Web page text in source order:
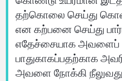
தற்கொலை செய்து
என கற்பனை செய்து
எதேச்சையாக அவளைப்
பாதுகாகப்பதற்காக
அவளை நோக்கி நீலுவது